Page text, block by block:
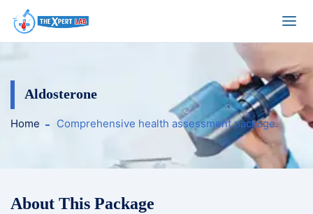
Aldosterone
Home Comprehensive health assessment package.
About This Package